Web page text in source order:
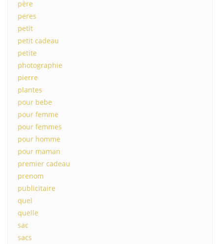
père
peres
petit
petit cadeau
petite
photographie
pierre
plantes
pour bebe
pour femme
pour femmes
pour homme
pour maman
premier cadeau
prenom
publicitaire
quel
quelle
sac
sacs